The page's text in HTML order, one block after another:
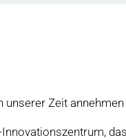
unserer Zeit annehmen